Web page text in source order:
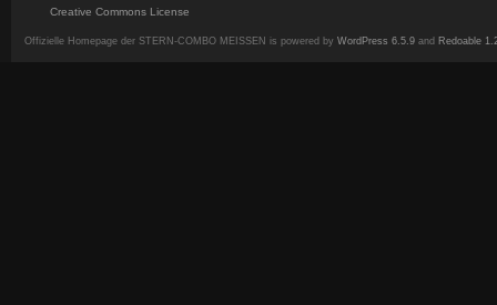
Creative Commons License
Offizielle Homepage der STERN-COMBO MEISSEN is powered by WordPress 6.5.9 and Redoable